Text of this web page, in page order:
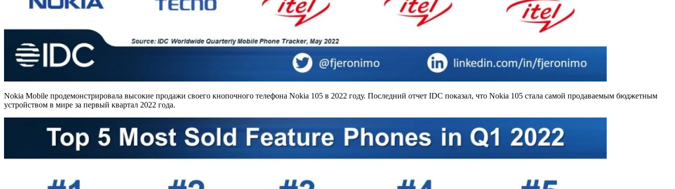
Nokia Mobile продемонстрировала высокие продажи своего кнопочного телефона Nokia 105 в 2022 году. Последний отчет IDC показал, что Nokia 105 стала самой продаваемым бюджетным
устройством в мире за первый квартал 2022 года.